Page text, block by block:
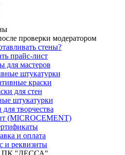
проверки модератором
стены?
прайс-лист
для мастеров
штукатурки
краски
для стен
штукатурки
творчества
(MICROCEMENT)
и оплата
и реквизиты